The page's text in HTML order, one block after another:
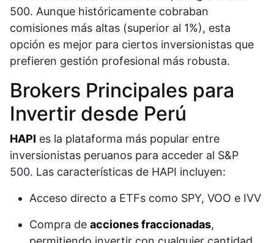
500. Aunque históricamente cobraban
comisiones más altas (superior al 1%), esta
opción es mejor para ciertos inversionistas que
prefieren gestión profesional más robusta.​
Brokers Principales para
Invertir desde Perú
HAPI es la plataforma más popular entre
inversionistas peruanos para acceder al S&P
500. Las características de HAPI incluyen:​
Acceso directo a ETFs como SPY, VOO e IVV
Compra de acciones fraccionadas,